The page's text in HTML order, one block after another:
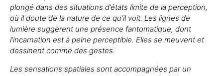
plongé dans des situations d’états limite de la perception,
où il doute de la nature de ce qu’il voit. Les lignes de
lumière suggèrent une présence fantomatique, dont
l’incarnation est à peine perceptible. Elles se meuvent et
dessinent comme des gestes.
Les sensations spatiales sont accompagnées par un